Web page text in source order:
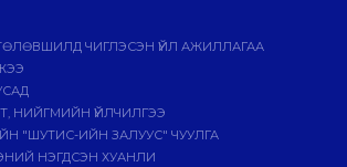
ЧИГЛЭСЭН ҮЙЛ АЖИЛЛАГАА
НИЙГМИЙН ҮЙЛЧИЛГЭЭ
"ШУТИС-ИЙН ЗАЛУУС" ЧУУЛГА
НЭГДСЭН ХУАНЛИ